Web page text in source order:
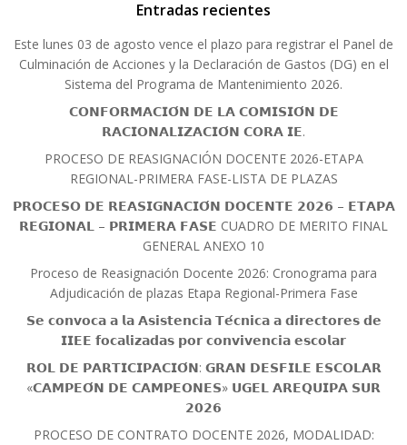
Entradas recientes
Este lunes 03 de agosto vence el plazo para registrar el Panel de
Culminación de Acciones y la Declaración de Gastos (DG) en el
Sistema del Programa de Mantenimiento 2026.
𝗖𝗢𝗡𝗙𝗢𝗥𝗠𝗔𝗖𝗜𝗢́𝗡 𝗗𝗘 𝗟𝗔 𝗖𝗢𝗠𝗜𝗦𝗜𝗢́𝗡 𝗗𝗘
𝗥𝗔𝗖𝗜𝗢𝗡𝗔𝗟𝗜𝗭𝗔𝗖𝗜𝗢́𝗡 𝗖𝗢𝗥𝗔 𝗜𝗘.
PROCESO DE REASIGNACIÓN DOCENTE 2026-ETAPA
REGIONAL-PRIMERA FASE-LISTA DE PLAZAS
𝗣𝗥𝗢𝗖𝗘𝗦𝗢 𝗗𝗘 𝗥𝗘𝗔𝗦𝗜𝗚𝗡𝗔𝗖𝗜𝗢́𝗡 𝗗𝗢𝗖𝗘𝗡𝗧𝗘 𝟮𝟬𝟮𝟲 – 𝗘𝗧𝗔𝗣𝗔
𝗥𝗘𝗚𝗜𝗢𝗡𝗔𝗟 – 𝗣𝗥𝗜𝗠𝗘𝗥𝗔 𝗙𝗔𝗦𝗘 CUADRO DE MERITO FINAL
GENERAL ANEXO 10
Proceso de Reasignación Docente 2026: Cronograma para
Adjudicación de plazas Etapa Regional-Primera Fase
𝗦𝗲 𝗰𝗼𝗻𝘃𝗼𝗰𝗮 𝗮 𝗹𝗮 𝗔𝘀𝗶𝘀𝘁𝗲𝗻𝗰𝗶𝗮 𝗧𝗲́𝗰𝗻𝗶𝗰𝗮 𝗮 𝗱𝗶𝗿𝗲𝗰𝘁𝗼𝗿𝗲𝘀 𝗱𝗲
𝗜𝗜𝗘𝗘 𝗳𝗼𝗰𝗮𝗹𝗶𝘇𝗮𝗱𝗮𝘀 𝗽𝗼𝗿 𝗰𝗼𝗻𝘃𝗶𝘃𝗲𝗻𝗰𝗶𝗮 𝗲𝘀𝗰𝗼𝗹𝗮𝗿
𝗥𝗢𝗟 𝗗𝗘 𝗣𝗔𝗥𝗧𝗜𝗖𝗜𝗣𝗔𝗖𝗜𝗢́𝗡: 𝗚𝗥𝗔𝗡 𝗗𝗘𝗦𝗙𝗜𝗟𝗘 𝗘𝗦𝗖𝗢𝗟𝗔𝗥
«𝗖𝗔𝗠𝗣𝗘𝗢́𝗡 𝗗𝗘 𝗖𝗔𝗠𝗣𝗘𝗢𝗡𝗘𝗦» 𝗨𝗚𝗘𝗟 𝗔𝗥𝗘𝗤𝗨𝗜𝗣𝗔 𝗦𝗨𝗥
𝟮𝟬𝟮𝟲
PROCESO DE CONTRATO DOCENTE 2026, MODALIDAD: